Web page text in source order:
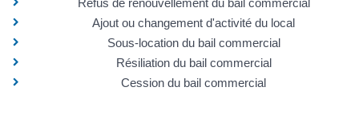
Refus de renouvellement du bail commercial
Ajout ou changement d'activité du local
Sous-location du bail commercial
Résiliation du bail commercial
Cession du bail commercial